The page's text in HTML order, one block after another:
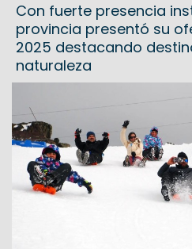
Con fuerte presencia
provincia presentó su
2025 destacando
naturaleza